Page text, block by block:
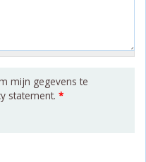
mijn gegevens te
statement. *